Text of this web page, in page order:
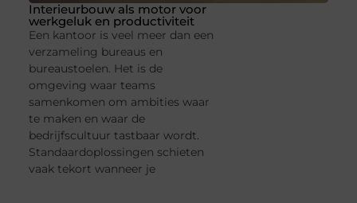
Interieurbouw als motor voor
werkgeluk en productiviteit
Een kantoor is veel meer dan een
verzameling bureaus en
bureaustoelen. Het is de
omgeving waar teams
samenkomen om ambities waar
te maken en waar de
bedrijfscultuur tastbaar wordt.
Standaardoplossingen schieten
vaak tekort wanneer je